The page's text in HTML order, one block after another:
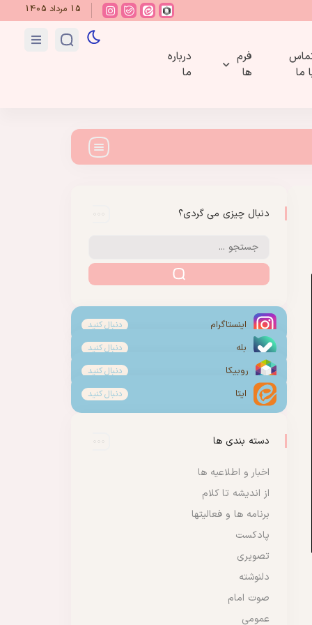
15 مرداد 1405
ما
فرم
ها
درباره
ما
دنبال چیزی می گردی؟
اینستاگرام دنبال کنید
بله دنبال کنید
روبیکا دنبال کنید
ایتا دنبال کنید
دسته بندی ها
اخبار و اطلاعیه ها
از اندیشه تا کلام
برنامه ها و فعالیتها
پادکست
تصویری
دلنوشته
صوت امام
عمومی